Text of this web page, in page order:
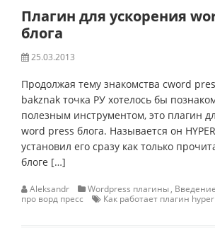
Плагин для ускорения
блога
25.03.2013
Продолжая тему знакомства сword
bakznak точка РУ хотелось бы
полезным инструментом, это плагин
word press блога. Называется он
установил его сразу как только
блоге […]
Aleksandr Wordpress плагины,
про ворд пресс
Как работает плагин